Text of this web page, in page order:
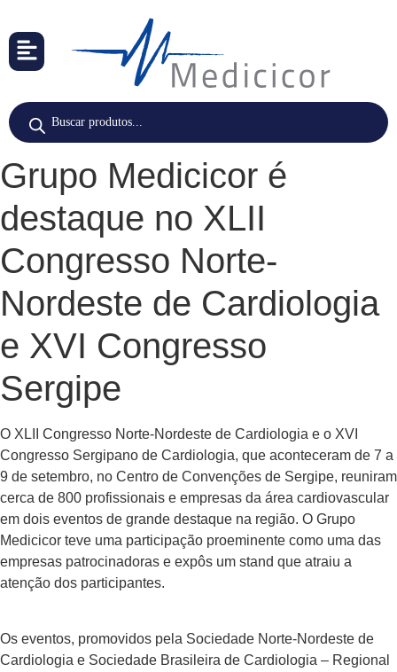
Grupo Medicicor é
destaque no XLII
Congresso Norte-
Nordeste de Cardiologia
e XVI Congresso
Sergipe
O XLII Congresso Norte-Nordeste de Cardiologia e o XVI
Congresso Sergipano de Cardiologia, que aconteceram de 7 a
9 de setembro, no Centro de Convenções de Sergipe, reuniram
cerca de 800 profissionais e empresas da área cardiovascular
em dois eventos de grande destaque na região. O Grupo
Medicicor teve uma participação proeminente como uma das
empresas patrocinadoras e expôs um stand que atraiu a
atenção dos participantes.
Os eventos, promovidos pela Sociedade Norte-Nordeste de
Cardiologia e Sociedade Brasileira de Cardiologia – Regional